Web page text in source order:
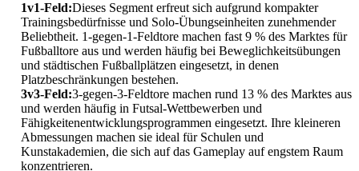
1v1-Feld:Dieses Segment erfreut sich aufgrund kompakter
Trainingsbedürfnisse und Solo-Übungseinheiten zunehmender
Beliebtheit. 1-gegen-1-Feldtore machen fast 9 % des Marktes für
Fußballtore aus und werden häufig bei Beweglichkeitsübungen
und städtischen Fußballplätzen eingesetzt, in denen
Platzbeschränkungen bestehen.
3v3-Feld:3-gegen-3-Feldtore machen rund 13 % des Marktes aus
und werden häufig in Futsal-Wettbewerben und
Fähigkeitenentwicklungsprogrammen eingesetzt. Ihre kleineren
Abmessungen machen sie ideal für Schulen und
Kunstakademien, die sich auf das Gameplay auf engstem Raum
konzentrieren.